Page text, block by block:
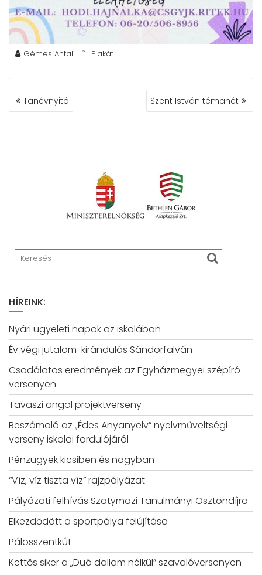
Gémes Antal Plakát
BEJEGYZÉS
NAVIGÁCIÓ
Tanévnyitó Szent István témahét
HÍREINK:
Nyári ügyeleti napok az iskolában
Év végi jutalom-kirándulás Sándorfalván
Csodálatos eredmények az Egyházmegyei szépíró
versenyen
Tavaszi angol projektverseny
Beszámoló az „Édes Anyanyelv” nyelvműveltségi
verseny iskolai fordulójáról
Pénzügyek kicsiben és nagyban
“Víz, víz tiszta víz” rajzpályázat
Pályázati felhívás Szatymazi Tanulmányi Ösztöndíjra
Elkezdődött a sportpálya felújítása
Pálosszentkút
Kettős siker a „Duó dallam nélkül” szavalóversenyen